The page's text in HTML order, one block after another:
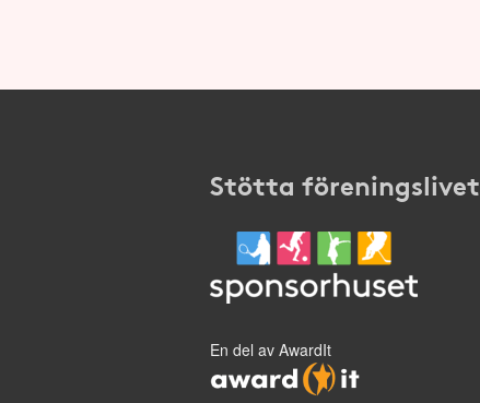
Stötta föreningslivet
En del av AwardIt